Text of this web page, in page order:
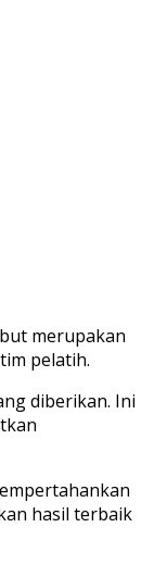
merupakan
pelatih.
diberikan. Ini
hasil terbaik